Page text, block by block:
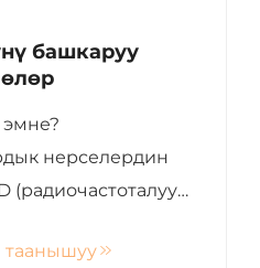
башкаруу
эмне?
нерселердин
(радиочастоталуу
терең